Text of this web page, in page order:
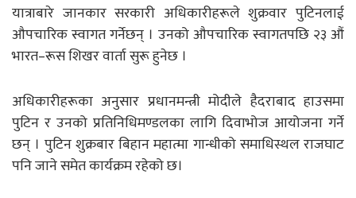
यात्राबारे जानकार सरकारी अधिकारीहरूले शुक्रवार पुटिनलाई
औपचारिक स्वागत गर्नेछन् । उनको औपचारिक स्वागतपछि २३ औं
भारत–रूस शिखर वार्ता सुरू हुनेछ ।
अधिकारीहरूका अनुसार प्रधानमन्त्री मोदीले हैदराबाद हाउसमा
पुटिन र उनको प्रतिनिधिमण्डलका लागि दिवाभोज आयोजना गर्ने
छन् । पुटिन शुक्रबार बिहान महात्मा गान्धीको समाधिस्थल राजघाट
पनि जाने समेत कार्यक्रम रहेको छ।